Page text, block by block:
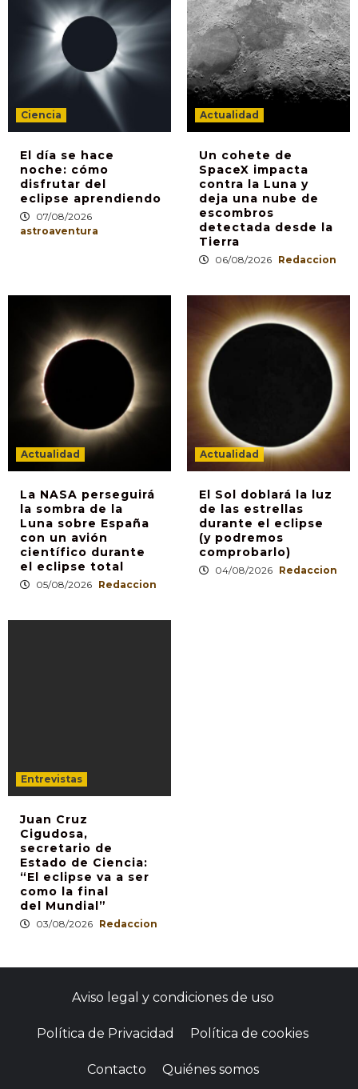
Ciencia
El día se hace
noche: cómo
disfrutar del
eclipse aprendiendo
07/08/2026
astroaventura
Actualidad
Un cohete de
SpaceX impacta
contra la Luna y
deja una nube de
escombros
detectada desde la
Tierra
06/08/2026 Redaccion
Actualidad
La NASA perseguirá
la sombra de la
Luna sobre España
con un avión
científico durante
el eclipse total
05/08/2026 Redaccion
Actualidad
El Sol doblará la luz
de las estrellas
durante el eclipse
(y podremos
comprobarlo)
04/08/2026 Redaccion
Entrevistas
Juan Cruz
Cigudosa,
secretario de
Estado de Ciencia:
“El eclipse va a ser
como la final
del Mundial”
03/08/2026 Redaccion
Aviso legal y condiciones de uso
Política de Privacidad Política de cookies
Contacto Quiénes somos